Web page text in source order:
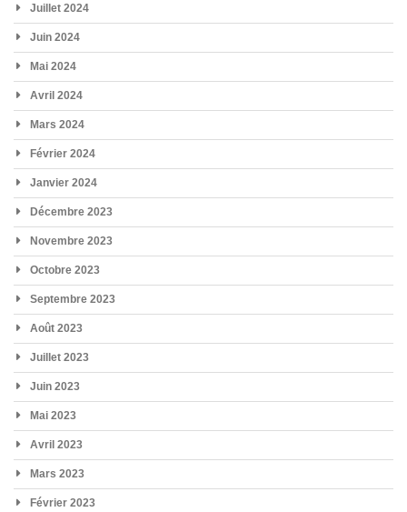
Juillet 2024
Juin 2024
Mai 2024
Avril 2024
Mars 2024
Février 2024
Janvier 2024
Décembre 2023
Novembre 2023
Octobre 2023
Septembre 2023
Août 2023
Juillet 2023
Juin 2023
Mai 2023
Avril 2023
Mars 2023
Février 2023